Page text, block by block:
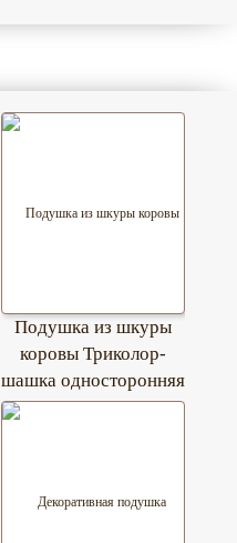
Подушка из шкуры
коровы Триколор-
шашка односторонняя